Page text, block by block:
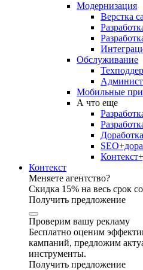
Модернизация
Верстка
Обслуживание
Мобильные
А что еще
Контекст
Меняете агентство?
Скидка 15% на весь срок
Получить предложение
Проверим вашу рекламу
Бесплатно оценим
кампаний, предложим
инструменты.
Получить предложение